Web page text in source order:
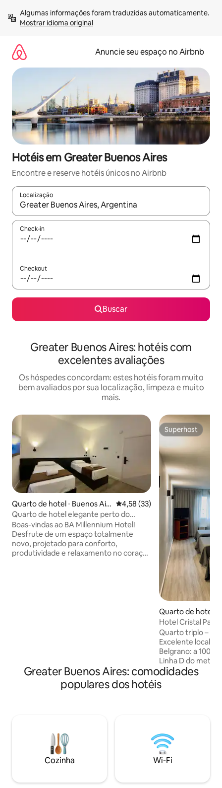
para
Mostrar idioma original
Anuncie seu espaço no Airbnb
Hotéis em Greater Buenos Aires
Encontre e reserve hotéis únicos no Airbnb
Localização
Quando os resultados estiverem disponíveis, explore-os
Check-in
Checkout
Buscar
Greater Buenos Aires: hotéis com
excelentes avaliações
Os hóspedes concordam: estes hotéis foram muito
bem avaliados por sua localização, limpeza e muito
mais.
Quarto de hotel ⋅ Buenos Air
es
4,58 de uma avaliação média
4,58 (33)
Quarto de hotel elegante perto do
Obelisco e dos teatros
Boas-vindas ao BA Millennium Hotel!
Desfrute de um espaço totalmente
novo, projetado para conforto,
produtividade e relaxamento no coração
Superhost
Superhost
Quarto de hotel ⋅
s
Hotel Cristal
Quarto triplo –
Excelente
Belgrano: a 100
Linha D do metrô
Chinês a 700
Monumental a 10
Fleni, a 1,5 km de
disponibilidade).
ou uma
Greater Buenos Aires: comodidades
populares dos hotéis
Cozinha Wi-Fi